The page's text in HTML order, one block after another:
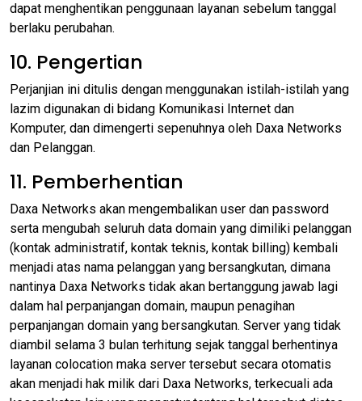
dapat menghentikan penggunaan layanan sebelum tanggal
berlaku perubahan.
10. Pengertian
Perjanjian ini ditulis dengan menggunakan istilah-istilah yang
lazim digunakan di bidang Komunikasi Internet dan
Komputer, dan dimengerti sepenuhnya oleh Daxa Networks
dan Pelanggan.
11. Pemberhentian
Daxa Networks akan mengembalikan user dan password
serta mengubah seluruh data domain yang dimiliki pelanggan
(kontak administratif, kontak teknis, kontak billing) kembali
menjadi atas nama pelanggan yang bersangkutan, dimana
nantinya Daxa Networks tidak akan bertanggung jawab lagi
dalam hal perpanjangan domain, maupun penagihan
perpanjangan domain yang bersangkutan. Server yang tidak
diambil selama 3 bulan terhitung sejak tanggal berhentinya
layanan colocation maka server tersebut secara otomatis
akan menjadi hak milik dari Daxa Networks, terkecuali ada